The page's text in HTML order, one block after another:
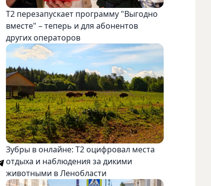
Т2 перезапускает программу "Выгодно
вместе" – теперь и для абонентов
других операторов
Зубры в онлайне: Т2 оцифровал места
отдыха и наблюдения за дикими
животными в Ленобласти